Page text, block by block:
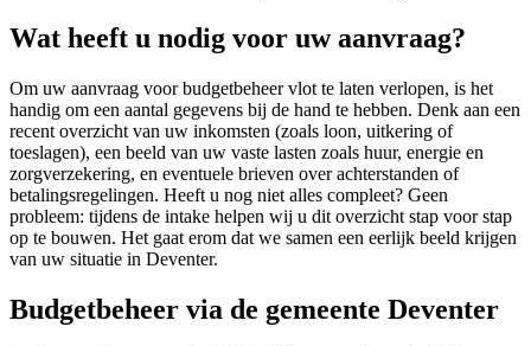
Wat heeft u nodig voor uw aanvraag?
Om uw aanvraag voor budgetbeheer vlot te laten verlopen, is het
handig om een aantal gegevens bij de hand te hebben. Denk aan een
recent overzicht van uw inkomsten (zoals loon, uitkering of
toeslagen), een beeld van uw vaste lasten zoals huur, energie en
zorgverzekering, en eventuele brieven over achterstanden of
betalingsregelingen. Heeft u nog niet alles compleet? Geen
probleem: tijdens de intake helpen wij u dit overzicht stap voor stap
op te bouwen. Het gaat erom dat we samen een eerlijk beeld krijgen
van uw situatie in Deventer.
Budgetbeheer via de gemeente Deventer